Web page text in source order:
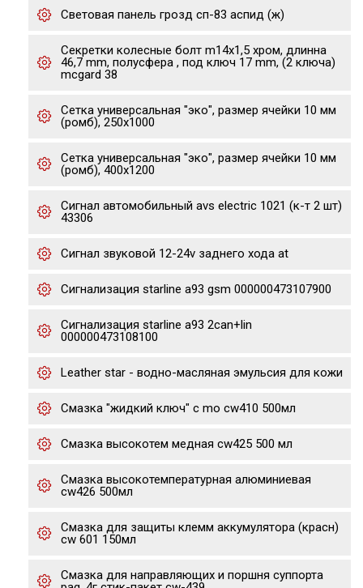
Световая панель грозд сп-83 аспид (ж)
Секретки колесные болт m14x1,5 хром, длинна
46,7 mm, полусфера , под ключ 17 mm, (2 ключа)
mcgard 38
Сетка универсальная "эко", размер ячейки 10 мм
(ромб), 250х1000
Сетка универсальная "эко", размер ячейки 10 мм
(ромб), 400х1200
Сигнал автомобильный avs electric 1021 (к-т 2 шт)
43306
Сигнал звуковой 12-24v заднего хода at
Сигнализация starline а93 gsm 000000473107900
Сигнализация starline a93 2can+lin
000000473108100
Leather star - водно-масляная эмульсия для кожи
Смазка "жидкий ключ" с mo cw410 500мл
Смазка высокотем медная cw425 500 мл
Смазка высокотемпературная алюминиевая
cw426 500мл
Смазка для защиты клемм аккумулятора (красн)
cw 601 150мл
Смазка для направляющих и поршня суппорта